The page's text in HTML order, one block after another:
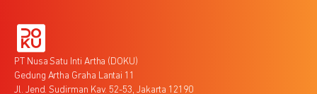
PT Nusa Satu Inti Artha (DOKU)
Gedung Artha Graha Lantai 11
Jl. Jend. Sudirman Kav. 52-53, Jakarta 12190